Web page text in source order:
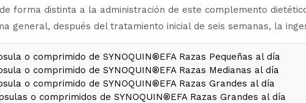
forma distinta a la administración de este complemento
general, después del tratamiento inicial de seis semanas, la
o comprimido de SYNOQUIN®EFA Razas Pequeñas al día
o comprimido de SYNOQUIN®EFA Razas Medianas al día
o comprimido de SYNOQUIN®EFA Razas Grandes al día
o comprimidos de SYNOQUIN®EFA Razas Grandes al día